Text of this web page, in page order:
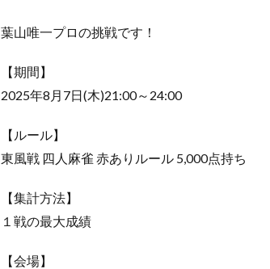
葉山唯一プロの挑戦です！
【期間】
2025年8月7日(木)21:00～24:00
【ルール】
東風戦 四人麻雀 赤ありルール 5,000点持ち
【集計方法】
１戦の最大成績
【会場】